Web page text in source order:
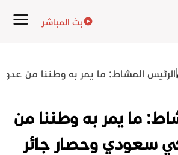
بث المباشر
الرئيس المشاط: ما يمر به وطننا من
ما يمر به وطننا من
سعودي وحصار جائر